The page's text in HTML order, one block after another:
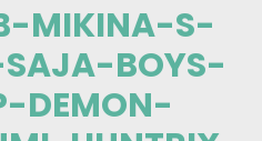
MIKINA-S-
BOYS-
DEMON-